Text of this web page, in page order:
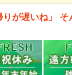
りが遅いね」 そ